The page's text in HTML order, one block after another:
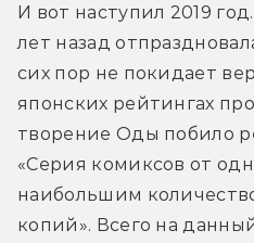
И вот наступил 2019
лет назад
сих пор не покидает
японских рейтингах
творение Оды побило
«Серия комиксов от
наибольшим
копий». Всего на